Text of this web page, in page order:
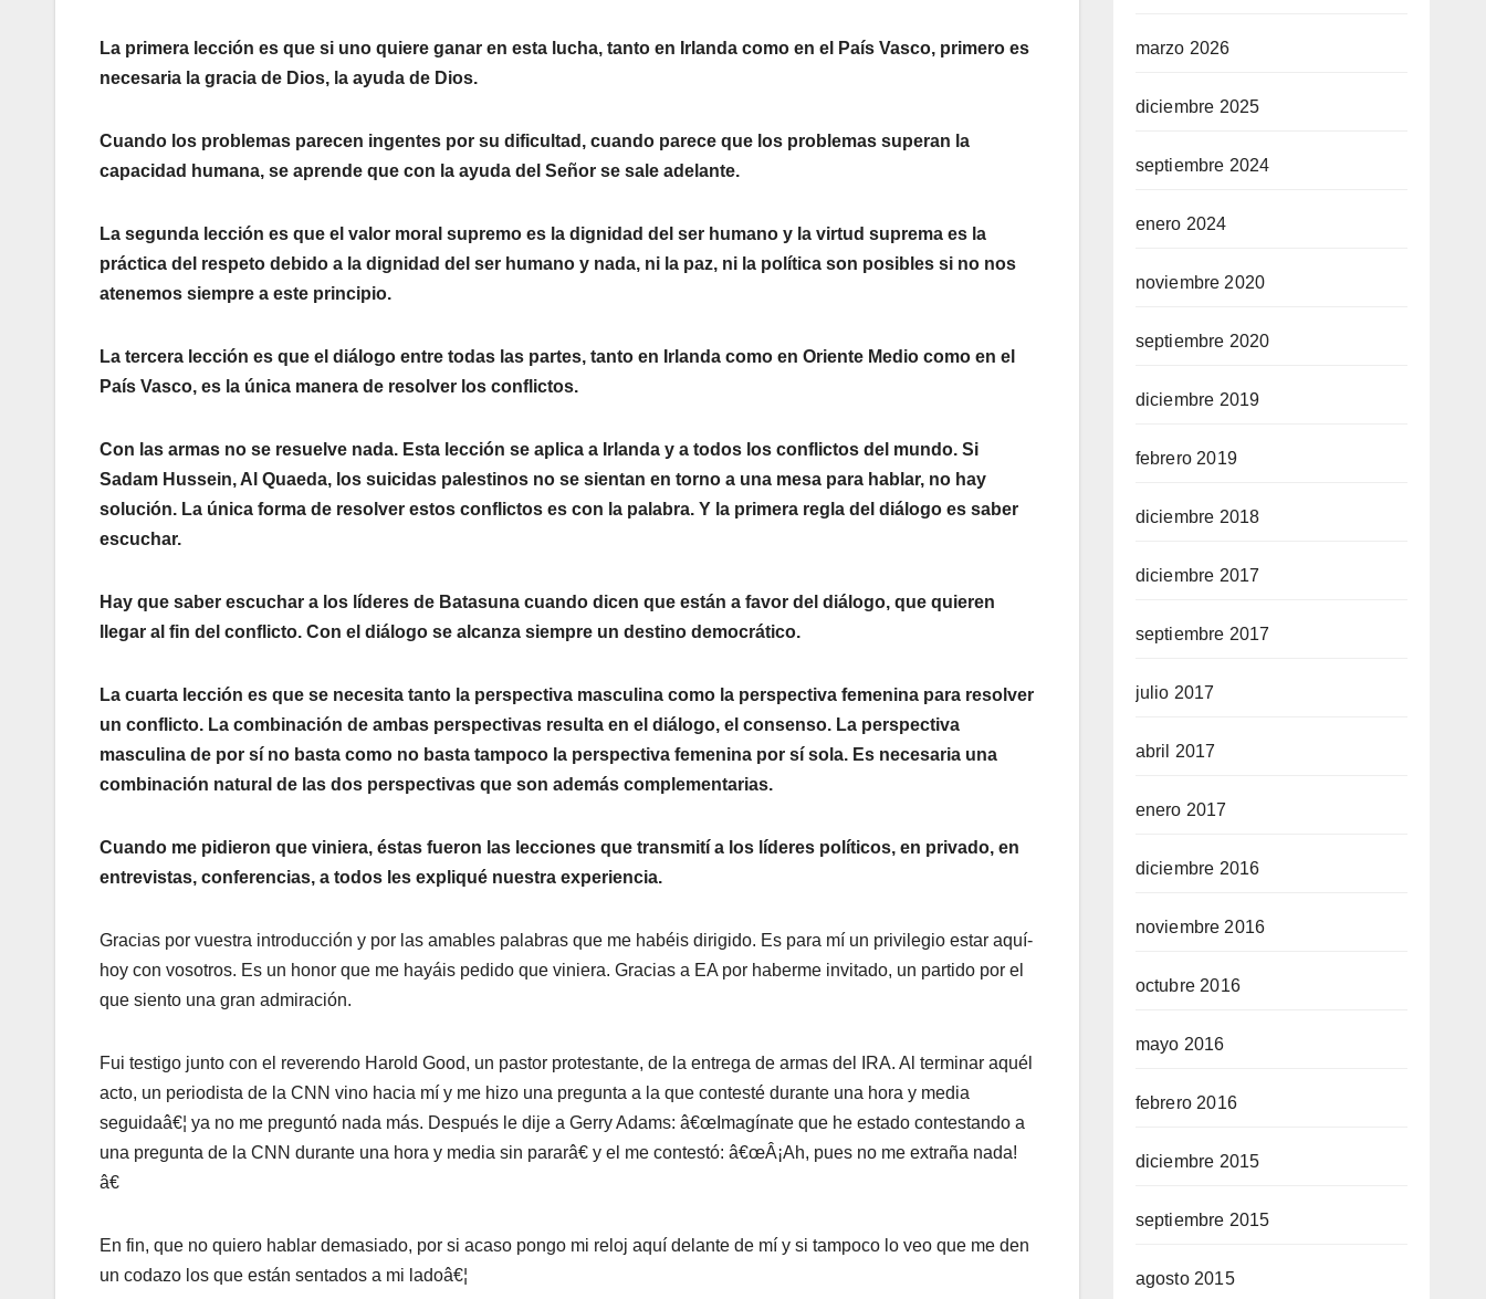
La primera lección es que si uno quiere ganar en esta lucha, tanto en Irlanda como en el Paí­s Vasco, primero es
necesaria la gracia de Dios, la ayuda de Dios.
Cuando los problemas parecen ingentes por su dificultad, cuando parece que los problemas superan la
capacidad humana, se aprende que con la ayuda del Señor se sale adelante.
La segunda lección es que el valor moral supremo es la dignidad del ser humano y la virtud suprema es la
práctica del respeto debido a la dignidad del ser humano y nada, ni la paz, ni la polí­tica son posibles si no nos
atenemos siempre a este principio.
La tercera lección es que el diálogo entre todas las partes, tanto en Irlanda como en Oriente Medio como en el
Paí­s Vasco, es la única manera de resolver los conflictos.
Con las armas no se resuelve nada. Esta lección se aplica a Irlanda y a todos los conflictos del mundo. Si
Sadam Hussein, Al Quaeda, los suicidas palestinos no se sientan en torno a una mesa para hablar, no hay
solución. La única forma de resolver estos conflictos es con la palabra. Y la primera regla del diálogo es saber
escuchar.
Hay que saber escuchar a los lí­deres de Batasuna cuando dicen que están a favor del diálogo, que quieren
llegar al fin del conflicto. Con el diálogo se alcanza siempre un destino democrático.
La cuarta lección es que se necesita tanto la perspectiva masculina como la perspectiva femenina para resolver
un conflicto. La combinación de ambas perspectivas resulta en el diálogo, el consenso. La perspectiva
masculina de por sí­ no basta como no basta tampoco la perspectiva femenina por sí­ sola. Es necesaria una
combinación natural de las dos perspectivas que son además complementarias.
Cuando me pidieron que viniera, éstas fueron las lecciones que transmití­ a los lí­deres polí­ticos, en privado, en
entrevistas, conferencias, a todos les expliqué nuestra experiencia.
Gracias por vuestra introducción y por las amables palabras que me habéis dirigido. Es para mí­ un privilegio estar aquí­
hoy con vosotros. Es un honor que me hayáis pedido que viniera. Gracias a EA por haberme invitado, un partido por el
que siento una gran admiración.
Fui testigo junto con el reverendo Harold Good, un pastor protestante, de la entrega de armas del IRA. Al terminar aquél
acto, un periodista de la CNN vino hacia mí­ y me hizo una pregunta a la que contesté durante una hora y media
seguidaâ€¦ ya no me preguntó nada más. Después le dije a Gerry Adams: â€œImagí­nate que he estado contestando a
una pregunta de la CNN durante una hora y media sin pararâ€ y el me contestó: â€œÂ¡Ah, pues no me extraña nada!
â€
En fin, que no quiero hablar demasiado, por si acaso pongo mi reloj aquí­ delante de mí­ y si tampoco lo veo que me den
un codazo los que están sentados a mi ladoâ€¦
marzo 2026
diciembre 2025
septiembre 2024
enero 2024
noviembre 2020
septiembre 2020
diciembre 2019
febrero 2019
diciembre 2018
diciembre 2017
septiembre 2017
julio 2017
abril 2017
enero 2017
diciembre 2016
noviembre 2016
octubre 2016
mayo 2016
febrero 2016
diciembre 2015
septiembre 2015
agosto 2015